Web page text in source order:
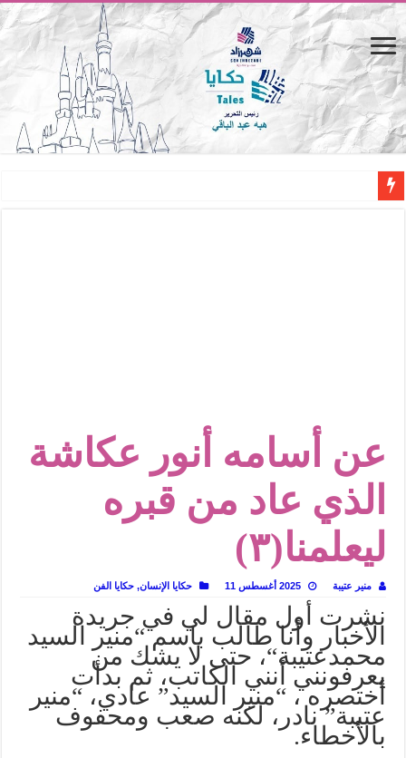
من سيرة «إيفان أجيلي» إلى نسيج الحكاية.. رحلة بسمة ناجي مع الكتابة والترجمة
من «أرشيف ريبليكا» إلى «ساحر أوز».. رحلة بسمة ناجي مع الترجمة (الجزء الأول)
من مطابخ الأسواق لـ«الدليفري».. كيف طهت المدن قديماً طعامها؟
“الرحالة العرب واكتشاف أوروبا”.. قراءة جديدة لبدايات “الاستغراب”
عوالم منصورة عز الدين.. حين يصبح الزمن بطل الرواية
الطعام في الحضارة الإسلامية.. تاريخ يُقرأ بالنكهات
يوم شاهدت زينات صدقي على المسرح وسرحت!
عن أسامه أنور عكاشة
الذي عاد من قبره
ليعلمنا(٣)
منير عتيبة 2025 أغسطس 11 حكايا الإنسان,حكايا الفن
نشرت أول مقال لي في جريدة
الأخبار وأنا طالب باسم“منير السيد
محمدعتيبة“، حتى لا يشك من
يعرفونني أنني الكاتب، ثم بدأت
أختصره ، “منير السيد” عادي، “منير
عتيبة” نادر، لكنه صعب ومحفوف
بالأخطاء.